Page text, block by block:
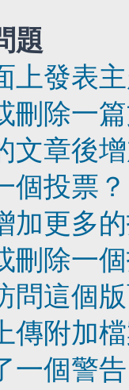
題
上發表
刪除一
文章後
個投票？
加更多
刪除一
問這個
傳附加
一個警